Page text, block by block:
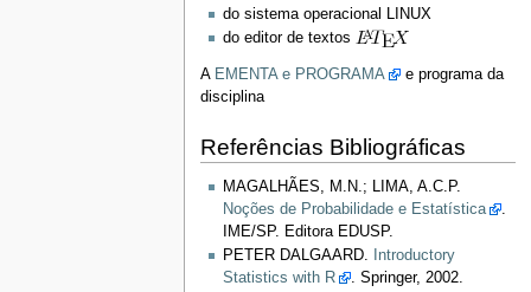
do sistema operacional LINUX
do editor de textos
A EMENTA e PROGRAMA
e programa da
disciplina
Referências Bibliográficas
MAGALHÃES, M.N.; LIMA, A.C.P.
Noções de Probabilidade e Estatística
.
IME/SP. Editora EDUSP.
PETER DALGAARD.
Introductory
Statistics with R
. Springer, 2002.